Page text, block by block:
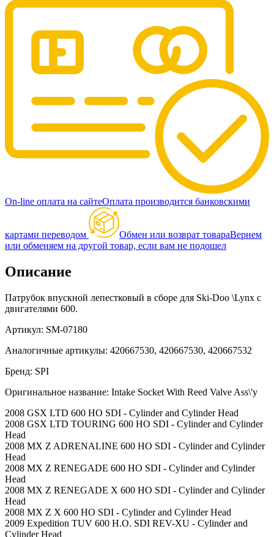
On-line оплата на сайтеОплата производится банковскими
картами переводом Обмен или возврат товараВернем
или обменяем на другой товар, если вам не подошел
Описание
Патрубок впускной лепестковый в сборе для Ski-Doo \Lynx c
двигателями 600.
Артикул: SM-07180
Аналогичные артикулы: 420667530, 420667530, 420667532
Бренд: SPI
Оригинальное название: Intake Socket With Reed Valve Ass\'y
2008 GSX LTD 600 HO SDI - Cylinder and Cylinder Head
2008 GSX LTD TOURING 600 HO SDI - Cylinder and Cylinder
Head
2008 MX Z ADRENALINE 600 HO SDI - Cylinder and Cylinder
Head
2008 MX Z RENEGADE 600 HO SDI - Cylinder and Cylinder
Head
2008 MX Z RENEGADE X 600 HO SDI - Cylinder and Cylinder
Head
2008 MX Z X 600 HO SDI - Cylinder and Cylinder Head
2009 Expedition TUV 600 H.O. SDI REV-XU - Cylinder and
Cylinder Head